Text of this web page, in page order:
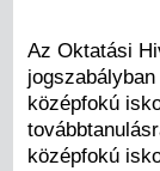
Az Oktatási
középfokú
középfokú